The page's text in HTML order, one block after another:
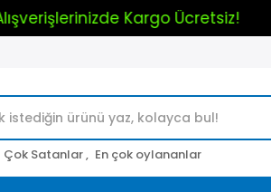
Alışverişlerinizde Kargo Ücretsiz!
Çok Satanlar , En çok oylananlar